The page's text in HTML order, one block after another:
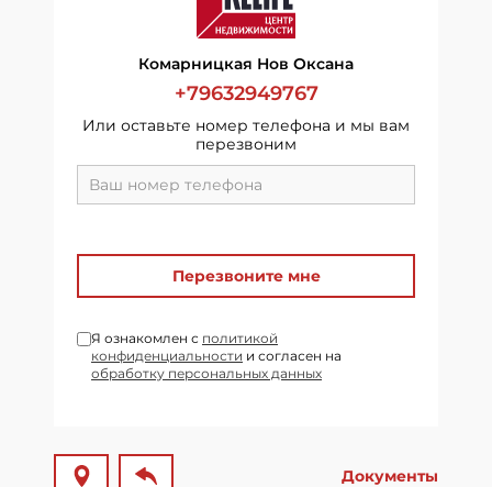
Комарницкая Нов Оксана
+79632949767
Или оставьте номер телефона и мы вам
перезвоним
Перезвоните мне
Я ознакомлен с политикой
конфиденциальности и согласен на
обработку персональных данных
Документы